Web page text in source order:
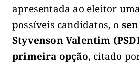
apresentada ao eleitor
possíveis candidatos, o
Styvenson Valentim
primeira opção, citado